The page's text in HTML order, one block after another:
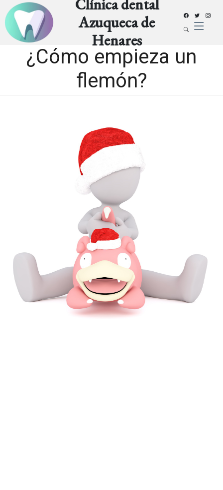
Clínica dental
Azuqueca de
Henares
¿Cómo empieza un
flemón?